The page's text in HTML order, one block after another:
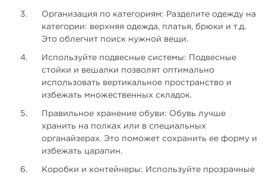
Организация по категориям: Разделите одежду на
категории: верхняя одежда, платья, брюки и т.д.
Это облегчит поиск нужной вещи.
Используйте подвесные системы: Подвесные
стойки и вешалки позволят оптимально
использовать вертикальное пространство и
избежать множественных складок.
Правильное хранение обуви: Обувь лучше
хранить на полках или в специальных
органайзерах. Это поможет сохранить ее форму и
избежать царапин.
Коробки и контейнеры: Используйте прозрачные